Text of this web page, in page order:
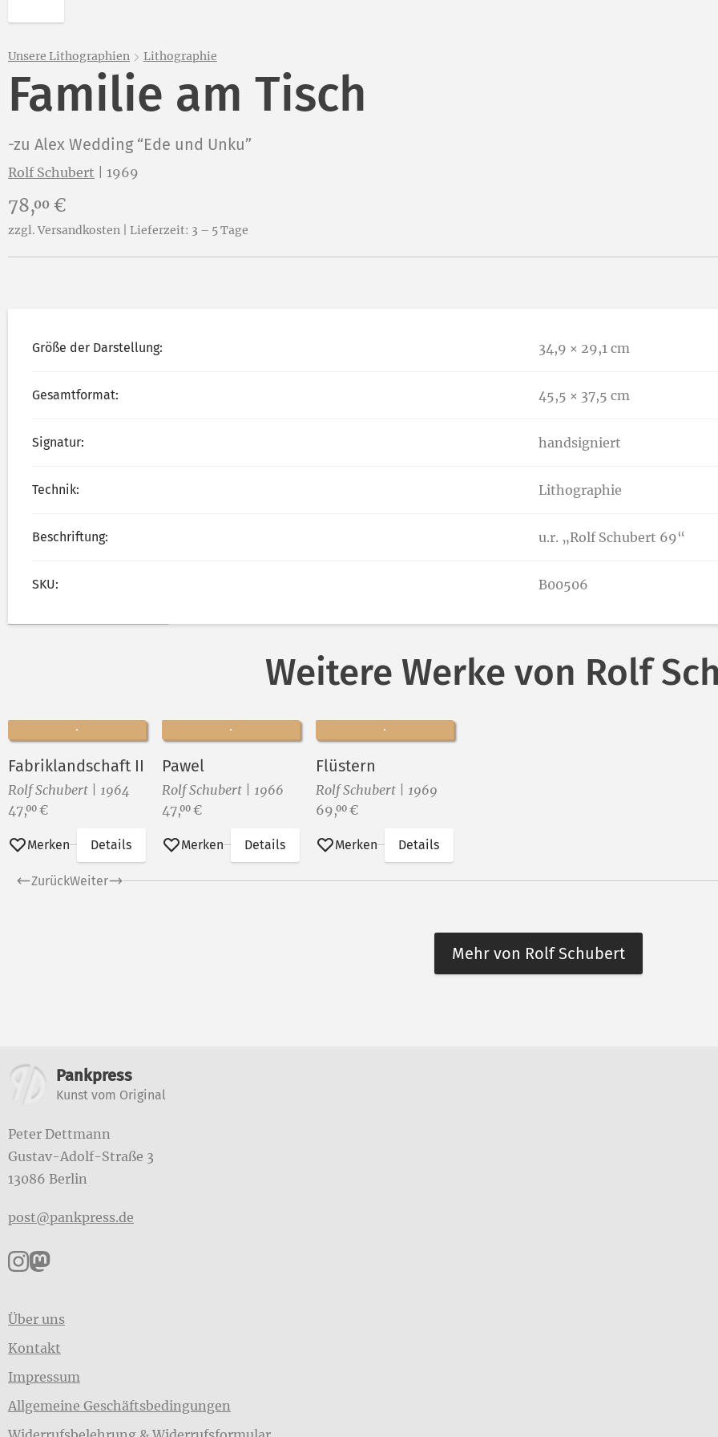
Unsere Lithographien Lithographie
Familie am Tisch
-zu Alex Wedding “Ede und Unku”
Rolf Schubert 1969
Preis:
78,00 €
zzgl. Versandkosten | Lieferzeit: 3 – 5 Tage
Größe der Darstellung: 34,9 × 29,1 cm
Gesamtformat: 45,5 × 37,5 cm
Signatur: handsigniert
Technik: Lithographie
Beschriftung: u.r. „Rolf Schubert 69“
SKU: B00506
Weitere Werke von Rolf
Fabriklandschaft II
Rolf Schubert | 1964
Preis:
47,00 €
Merken Details
Pawel
Rolf Schubert | 1966
Preis:
47,00 €
Merken Details
Flüstern
Rolf Schubert | 1969
Preis:
69,00 €
Merken Details
ZurückWeiter
Mehr von Rolf Schubert
Weitere Informationen
Pankpress
Kunst vom Original
Peter Dettmann
Gustav-Adolf-Straße 3
13086 Berlin
post@pankpress.de
Pankpress auf Instagram
Pankpress auf Mastodon
Über uns
Kontakt
Impressum
Allgemeine Geschäftsbedingungen